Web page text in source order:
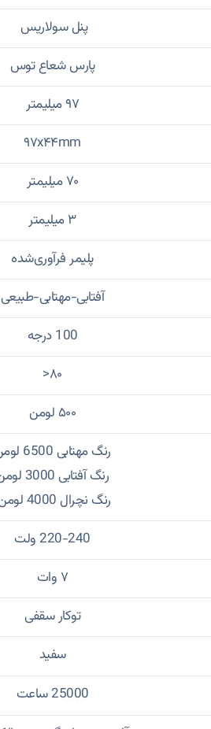
پنل سولاریس
پارس شعاع توس
۹۷ میلیمتر
۹۷x۴۴mm
۷۰ میلیمتر
۳ میلیمتر
پلیمر فرآوری‌شده
آفتابی-مهتابی-طبیعی
100 درجه
۸۰<
۵۰۰ لومن
رنگ مهتابی 6500 لومن
رنگ آفتابی 3000 لومن
رنگ نچرال 4000 لومن
220-240 ولت
۷ وات
توکار سقفی
سفید
25000 ساعت